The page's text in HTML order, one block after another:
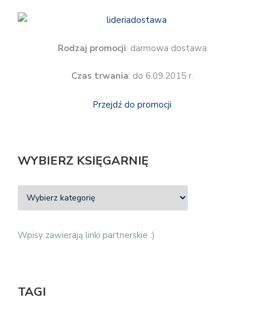
Rodzaj promocji: darmowa dostawa
Czas trwania: do 6.09.2015 r.
Przejdź do promocji
WYBIERZ KSIĘGARNIĘ
Wpisy zawierają linki partnerskie :)
TAGI